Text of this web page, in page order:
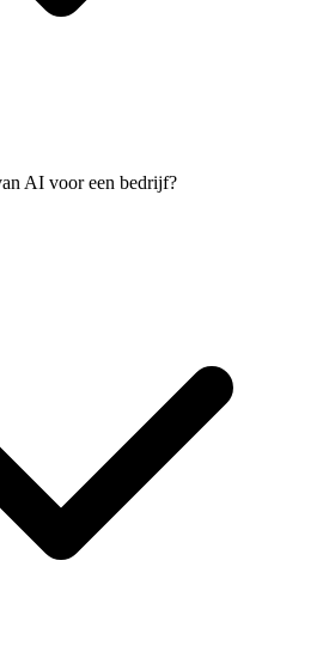
AI voor een bedrijf?